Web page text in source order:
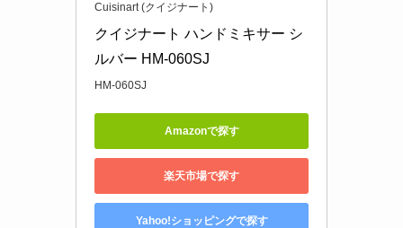
Cuisinart (クイジナート)
クイジナート ハンドミキサー シ
ルバー HM-060SJ
HM-060SJ
Amazonで探す
楽天市場で探す
Yahoo!ショッピングで探す